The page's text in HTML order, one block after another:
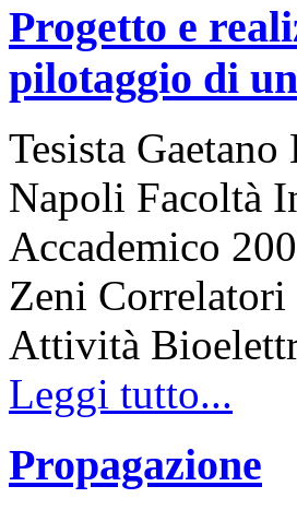
Progetto e
pilotaggio di
Tesista
Napoli Facoltà
Accademico
Zeni
Attività
Leggi tutto...
Propagazione